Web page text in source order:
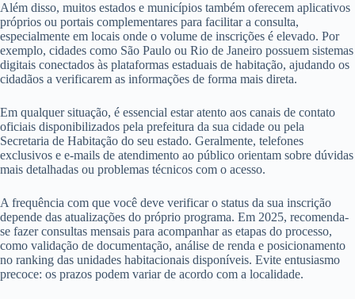
Além disso, muitos estados e municípios também oferecem aplicativos
próprios ou portais complementares para facilitar a consulta,
especialmente em locais onde o volume de inscrições é elevado. Por
exemplo, cidades como São Paulo ou Rio de Janeiro possuem sistemas
digitais conectados às plataformas estaduais de habitação, ajudando os
cidadãos a verificarem as informações de forma mais direta.
Em qualquer situação, é essencial estar atento aos canais de contato
oficiais disponibilizados pela prefeitura da sua cidade ou pela
Secretaria de Habitação do seu estado. Geralmente, telefones
exclusivos e e-mails de atendimento ao público orientam sobre dúvidas
mais detalhadas ou problemas técnicos com o acesso.
A frequência com que você deve verificar o status da sua inscrição
depende das atualizações do próprio programa. Em 2025, recomenda-
se fazer consultas mensais para acompanhar as etapas do processo,
como validação de documentação, análise de renda e posicionamento
no ranking das unidades habitacionais disponíveis. Evite entusiasmo
precoce: os prazos podem variar de acordo com a localidade.